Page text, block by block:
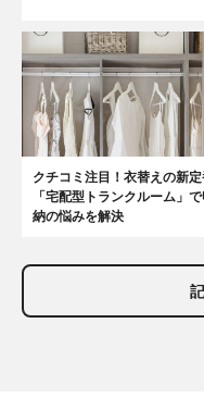
クチコミ注目！衣替えの新
「宅配型トランクルーム」で
納の悩みを解決